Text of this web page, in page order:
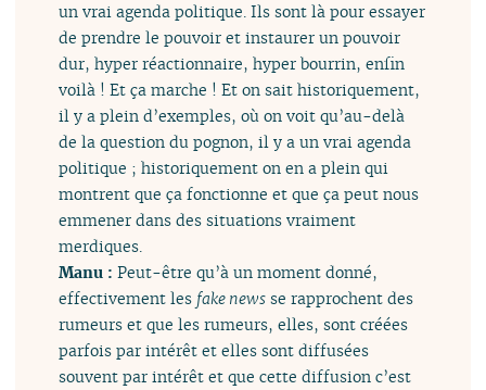
un vrai agenda politique. Ils sont là pour essayer
de prendre le pouvoir et instaurer un pouvoir
dur, hyper réactionnaire, hyper bourrin, enfin
voilà ! Et ça marche ! Et on sait historiquement,
il y a plein d’exemples, où on voit qu’au-delà
de la question du pognon, il y a un vrai agenda
politique ; historiquement on en a plein qui
montrent que ça fonctionne et que ça peut nous
emmener dans des situations vraiment
merdiques.
Manu :Peut-être qu’à un moment donné,
effectivement les fake news se rapprochent des
rumeurs et que les rumeurs, elles, sont créées
parfois par intérêt et elles sont diffusées
souvent par intérêt et que cette diffusion c’est